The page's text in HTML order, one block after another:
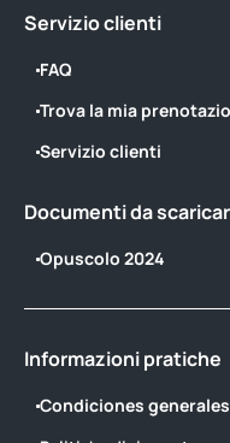
Servizio clienti
FAQ
Trova la mia
Servizio clienti
Documenti da
Opuscolo 2024
Informazioni pratiche
Condiciones